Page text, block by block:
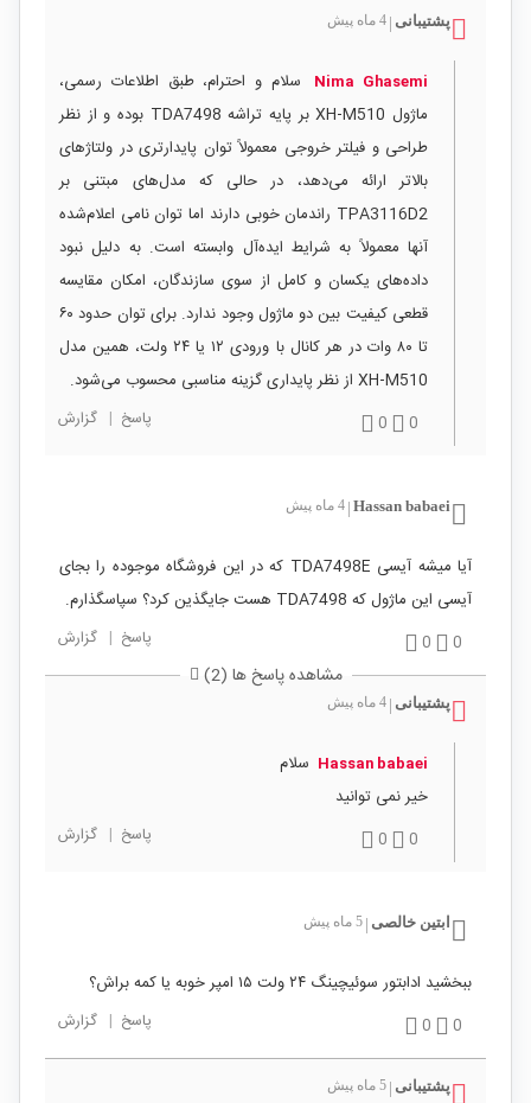
پشتیبانی 4 ماه پیش
Nima Ghasemi
سلام و احترام، طبق اطلاعات رسمی،
ماژول XH‑M510 بر پایه تراشه TDA7498 بوده و از نظر
طراحی و فیلتر خروجی معمولاً توان پایدارتری در ولتاژهای
بالاتر ارائه می‌دهد، در حالی که مدل‌های مبتنی بر
TPA3116D2 راندمان خوبی دارند اما توان نامی اعلام‌شده
آنها معمولاً به شرایط ایده‌آل وابسته است. به دلیل نبود
داده‌های یکسان و کامل از سوی سازندگان، امکان مقایسه
قطعی کیفیت بین دو ماژول وجود ندارد. برای توان حدود ۶۰
تا ۸۰ وات در هر کانال با ورودی ۱۲ یا ۲۴ ولت، همین مدل
XH‑M510 از نظر پایداری گزینه مناسبی محسوب می‌شود.
0
0 پاسخ | گزارش
Hassan babaei 4 ماه پیش
آیا میشه آیسی TDA7498E که در این فروشگاه موجوده را بجای
آیسی این ماژول که TDA7498 هست جایگذین کرد؟ سپاسگذارم.
0
0 پاسخ | گزارش
مشاهده پاسخ ها (2)
پشتیبانی 4 ماه پیش
Hassan babaei سلام
خیر نمی توانید
0
0 پاسخ | گزارش
ابتین خالصی 5 ماه پیش
ببخشید ادابتور سوئیچینگ ۲۴ ولت ۱۵ امپر خوبه یا کمه براش؟
0
0 پاسخ | گزارش
پشتیبانی 5 ماه پیش